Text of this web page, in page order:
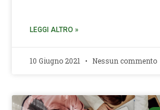
LEGGI ALTRO »
10 Giugno 2021 Nessun commento